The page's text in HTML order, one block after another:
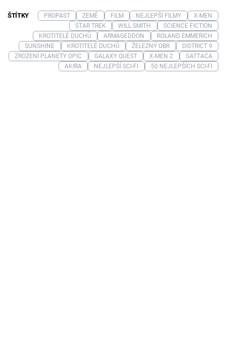
ŠTÍTKY PROPAST ZEMĚ FILM NEJLEPŠÍ FILMY
X-MEN
STAR TREK
WILL SMITH
SCIENCE FICTION
KROTITELÉ DUCHŮ
ARMAGEDDON
ROLAND EMMERICH
SUNSHINE
KROTITELÉ DUCHŮ ŽELEZNÝ OBR
DISTRICT 9
ZROZENÍ PLANETY OPIC
GALAXY QUEST X-MEN 2
GATTACA
AKIRA
NEJLEPŠÍ SCI-FI 50 NEJLEPŠÍCH SCI-FI